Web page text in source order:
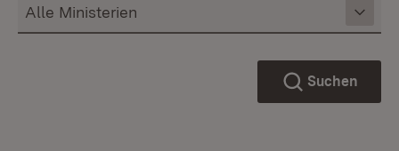
Suchen